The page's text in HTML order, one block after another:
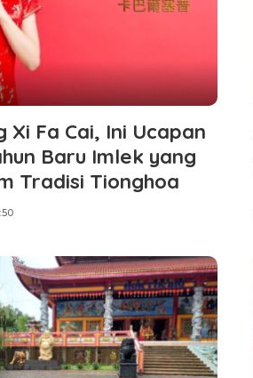
Xi Fa Cai, Ini Ucapan
Baru Imlek yang
Tradisi Tionghoa